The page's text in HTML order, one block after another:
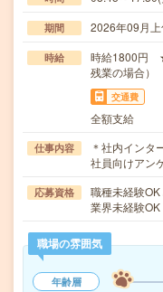
期間 2026年09月
時給
時給1800円
残業の場合）
交通費
全額支給
仕事内容
＊社内インタ
社員向けアン
応募資格
職種未経験
業界未経験
職場の雰囲気
年齢層